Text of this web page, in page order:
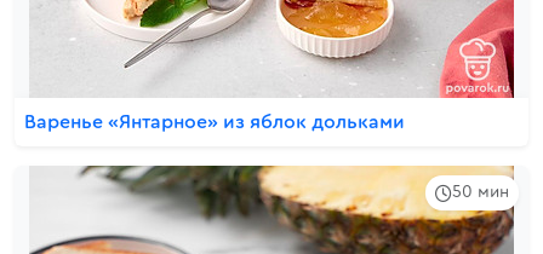
Варенье «Янтарное» из яблок дольками
50 мин